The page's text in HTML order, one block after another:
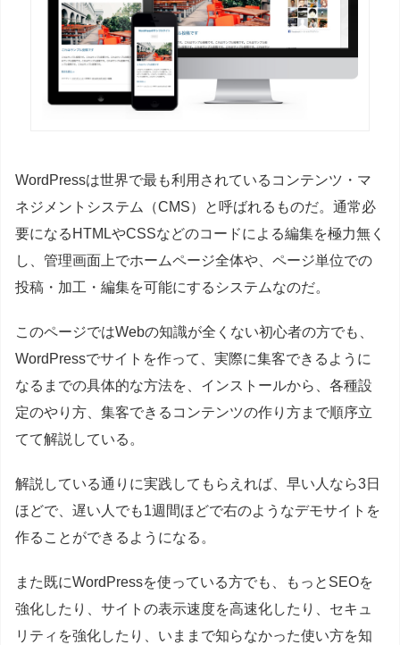
WordPressは世界で最も利用されているコンテンツ・マ
ネジメントシステム（CMS）と呼ばれるものだ。通常必
要になるHTMLやCSSなどのコードによる編集を極力無く
し、管理画面上でホームページ全体や、ページ単位での
投稿・加工・編集を可能にするシステムなのだ。
このページではWebの知識が全くない初心者の方でも、
WordPressでサイトを作って、実際に集客できるように
なるまでの具体的な方法を、インストールから、各種設
定のやり方、集客できるコンテンツの作り方まで順序立
てて解説している。
解説している通りに実践してもらえれば、早い人なら3日
ほどで、遅い人でも1週間ほどで右のようなデモサイトを
作ることができるようになる。
また既にWordPressを使っている方でも、もっとSEOを
強化したり、サイトの表示速度を高速化したり、セキュ
リティを強化したり、いままで知らなかった使い方を知